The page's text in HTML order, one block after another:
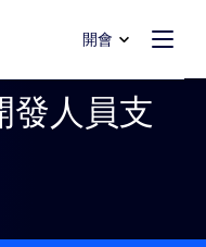
開會
人員支